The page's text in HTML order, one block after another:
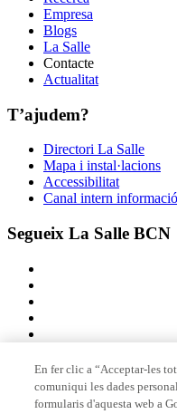
Empresa
Blogs
La Salle
Contacte
Actualitat
T’ajudem?
Directori La Salle
Mapa i instal·lacions
Accessibilitat
Canal intern informació
Segueix La Salle BCN
Membre de
En fer clic a “Acceptar-les
comuniqui les dades
formularis d'aquesta web a